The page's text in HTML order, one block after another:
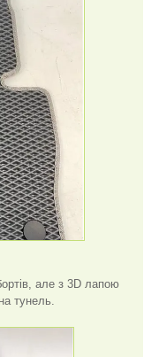
але з 3D лапою
тунель.